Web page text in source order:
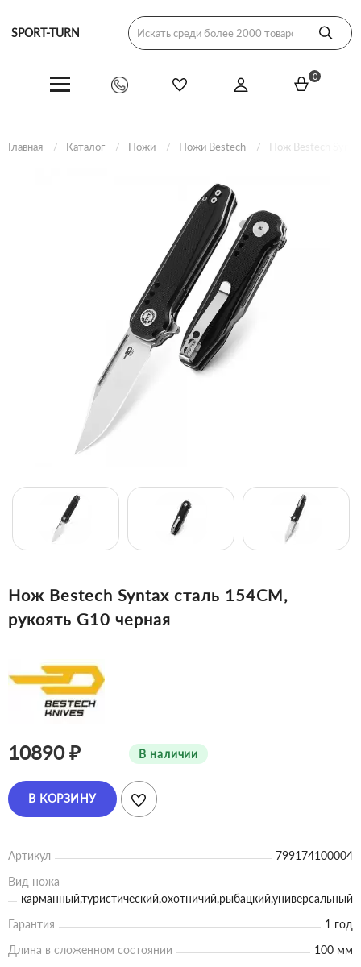
SPORT-TURN
0
Главная Каталог Ножи Ножи Bestech Нож Bestech
Нож Bestech Syntax сталь 154CM,
рукоять G10 черная
10890 ₽ В наличии
В КОРЗИНУ
Артикул
799174100004
Вид ножа
карманный,туристический,охотничий,рыбацкий,универсальный
Гарантия
1 год
Длина в сложенном состоянии
100 мм